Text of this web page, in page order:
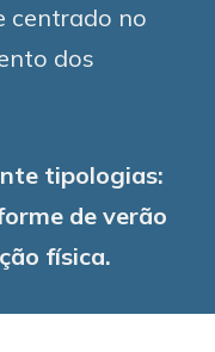
centrado no
dos
tipologias:
de verão
física.